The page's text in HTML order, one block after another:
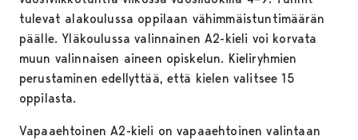
tulevat alakoulussa oppilaan vähimmäistuntimäärän
päälle. Yläkoulussa valinnainen A2-kieli voi korvata
muun valinnaisen aineen opiskelun. Kieliryhmien
perustaminen edellyttää, että kielen valitsee 15
oppilasta.
Vapaaehtoinen A2-kieli on vapaaehtoinen valintaan